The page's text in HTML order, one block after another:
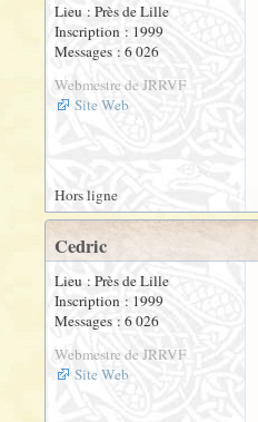
Lieu : Près de Lille
Inscription : 1999
Messages : 6 026
Webmestre de JRRVF
Site Web
Hors ligne
Cedric
Lieu : Près de Lille
Inscription : 1999
Messages : 6 026
Webmestre de JRRVF
Site Web